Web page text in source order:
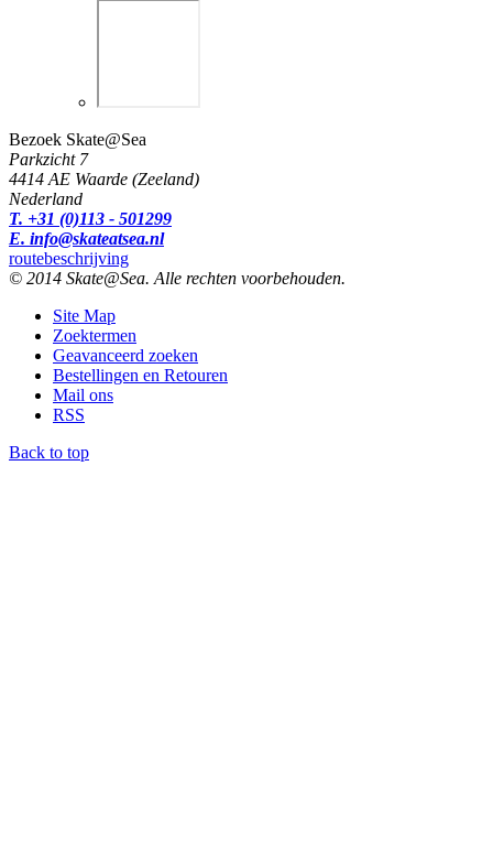
Bezoek Skate@Sea
Parkzicht 7
4414 AE Waarde (Zeeland)
Nederland
T. +31 (0)113 - 501299
E. info@skateatsea.nl
routebeschrijving
© 2014 Skate@Sea. Alle rechten voorbehouden.
Site Map
Zoektermen
Geavanceerd zoeken
Bestellingen en Retouren
Mail ons
RSS
Back to top